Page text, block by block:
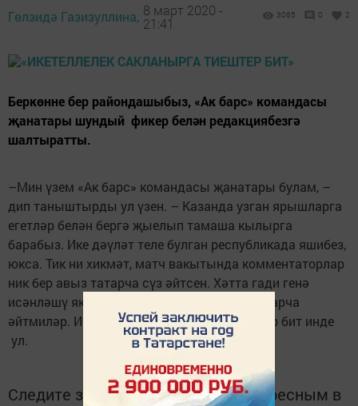
Гөлзидә Газизуллина, 8 март 2020 -
21:41
3065 0 2
Беркөнне бер райондашыбыз, «Ак барс» командасы
җанатары шундый фикер белән редакциябезгә
шалтыратты.
–Мин үзем «Ак барс» командасы җанатары булам, –
дип таныштырды ул үзен. – Казанда узган ярышларга
егетләр белән бергә җыелып тамаша кылырга
барабыз. Ике дәүләт теле булган республикада яшибез,
юкса. Тик ни хикмәт, матч вакытында комментаторлар
ник бер авыз татарча сүз әйтсен. Хәтта гади генә
исәнләшү яки саубуллашу сүзләрен дә татарча
әйтмиләр. Икетеллелек сакланырга тиештер бит инде
ул.
Следите за самым важным и интересным в